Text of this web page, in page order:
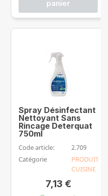
panier
Spray Désinfectant
Nettoyant Sans
Rincage Deterquat
750ml
Code article:
2.709
Catégorie
PRODUIT
CUISINE
7,13 €